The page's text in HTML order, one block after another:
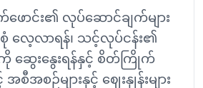
ောင်း၏ လုပ်ဆောင်ချက်များ
လေ့လာရန်၊ သင့်လုပ်ငန်း၏
းကို ဆွေးနွေးရန်နှင့် စိတ်ကြိုက်
အစဉ်များနှင့် ဈေးနှုန်းများ